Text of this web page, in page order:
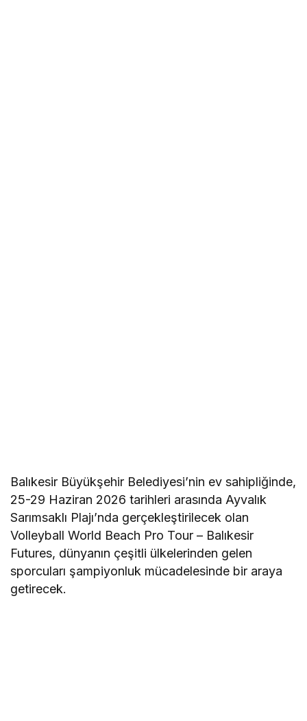
Balıkesir Büyükşehir Belediyesi’nin ev sahipliğinde,
25-29 Haziran 2026 tarihleri arasında Ayvalık
Sarımsaklı Plajı’nda gerçekleştirilecek olan
Volleyball World Beach Pro Tour – Balıkesir
Futures, dünyanın çeşitli ülkelerinden gelen
sporcuları şampiyonluk mücadelesinde bir araya
getirecek.